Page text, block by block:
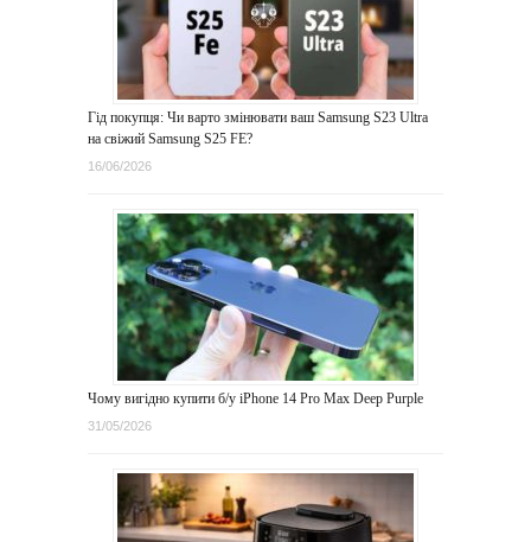
Гід покупця: Чи варто змінювати ваш Samsung S23 Ultra
на свіжий Samsung S25 FE?
16/06/2026
Чому вигідно купити б/у iPhone 14 Pro Max Deep Purple
31/05/2026